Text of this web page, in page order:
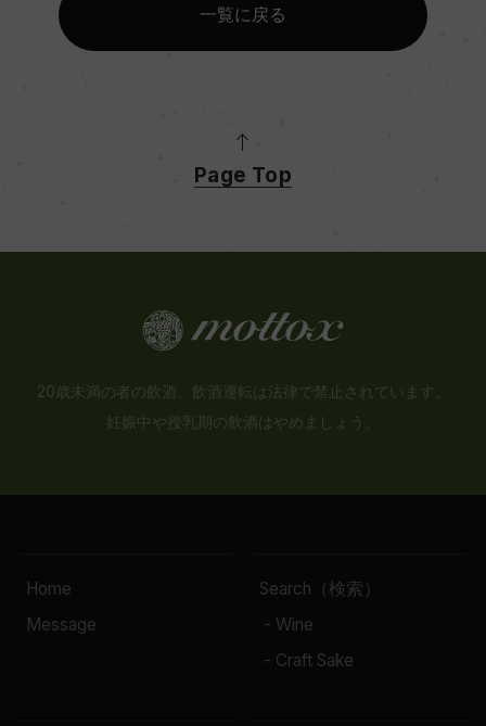
一覧に戻る
Page Top
20歳未満の者の飲酒、飲酒運転は法律で禁止されています。
妊娠中や授乳期の飲酒はやめましょう。
Home
Message
Search（検索）
- Wine
- Craft Sake